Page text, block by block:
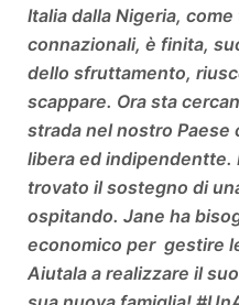
Italia dalla Nigeria,
connazionali, è finita,
dello sfruttamento,
scappare. Ora sta
strada nel nostro Paese
libera ed indipendentte.
trovato il sostegno di
ospitando. Jane ha
economico pergestire
Aiutala a realizzare il